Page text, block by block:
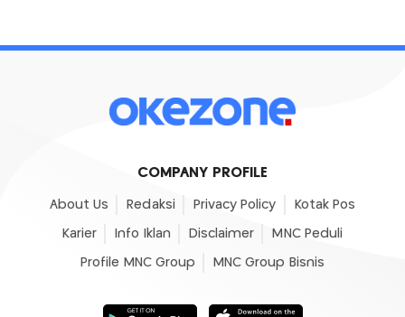
COMPANY PROFILE
About Us Redaksi Privacy Policy Kotak Pos
Karier Info Iklan Disclaimer MNC Peduli
Profile MNC Group MNC Group Bisnis